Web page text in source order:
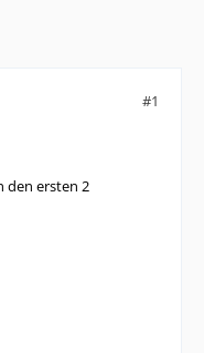
#1
den ersten 2